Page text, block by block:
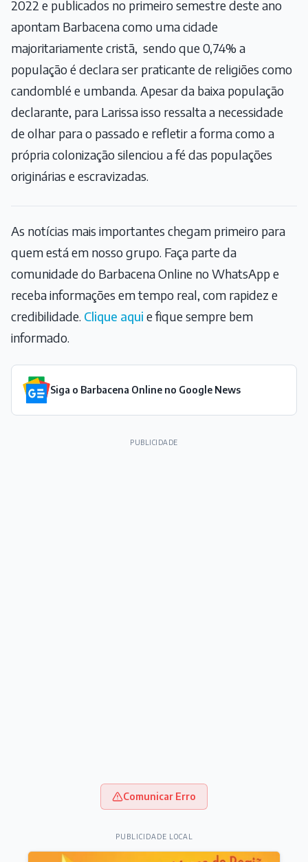
2022 e publicados no primeiro semestre deste ano
apontam Barbacena como uma cidade
majoritariamente cristã, sendo que 0,74% a
população é declara ser praticante de religiões como
candomblé e umbanda. Apesar da baixa população
declarante, para Larissa isso ressalta a necessidade
de olhar para o passado e refletir a forma como a
própria colonização silenciou a fé das populações
originárias e escravizadas.
As notícias mais importantes chegam primeiro para
quem está em nosso grupo. Faça parte da
comunidade do Barbacena Online no WhatsApp e
receba informações em tempo real, com rapidez e
credibilidade. Clique aqui e fique sempre bem
informado.
Siga o Barbacena Online no Google News
PUBLICIDADE
Comunicar Erro
PUBLICIDADE LOCAL